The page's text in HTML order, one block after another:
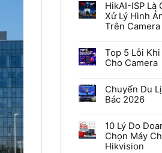
bình
luận
ở
Hệ
Báo
Cháy
HIKFIRE
HikAI-ISP Là
Xử Lý Hình
Trên
bình
luận
ở
Là
Gì?
Công
Xử
Lý
Hình
Ảnh
Top 5 Lỗi
Cho Camera
bình
luận
ở
Lỗi
Khi
Chọn
Ổ
Chuyến Du
Bác 2026
bình
luận
ở
Chuyến
10 Lý Do
Chọn Máy
Hikvision